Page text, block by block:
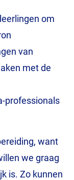
om
van
met de
professionals
want
we graag
is. Zo kunnen